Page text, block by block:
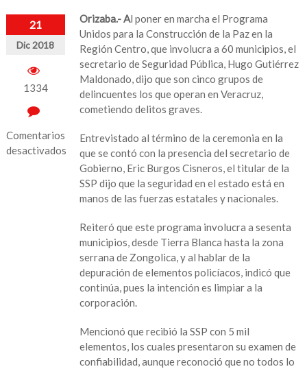
21
Dic 2018
1334
Comentarios
desactivados
Orizaba.- Al poner en marcha el Programa
Unidos para la Construcción de la Paz en la
Región Centro, que involucra a 60 municipios, el
secretario de Seguridad Pública, Hugo Gutiérrez
Maldonado, dijo que son cinco grupos de
delincuentes los que operan en Veracruz,
cometiendo delitos graves.
Entrevistado al término de la ceremonia en la
que se contó con la presencia del secretario de
Gobierno, Eric Burgos Cisneros, el titular de la
SSP dijo que la seguridad en el estado está en
manos de las fuerzas estatales y nacionales.
Reiteró que este programa involucra a sesenta
municipios, desde Tierra Blanca hasta la zona
serrana de Zongolica, y al hablar de la
depuración de elementos policíacos, indicó que
continúa, pues la intención es limpiar a la
corporación.
Mencionó que recibió la SSP con 5 mil
elementos, los cuales presentaron su examen de
confiabilidad, aunque reconoció que no todos lo